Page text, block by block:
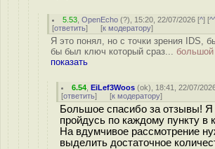
5.53 ,OpenEcho (?), 15:20, 22/07/2026 [^] [
[ответить] [к модератору]
Я это понял, но с точки зрения IDS,
бы был ключ который сраз... большой
показать
6.54 ,EiLef3Woos (ok), 18:41, 22/07/
[ответить] [к модератору]
Большое спасибо за отзывы! Я
пройдусь по каждому пункту в
На вдумчивое рассмотрение
выделить достаточное